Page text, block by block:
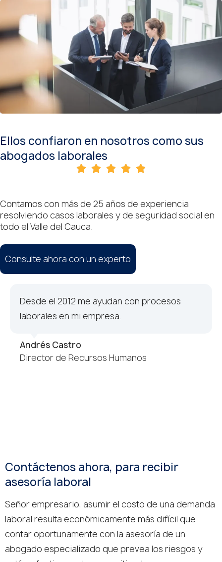
Ellos confiaron en nosotros como sus
abogados laborales
Contamos con más de 25 años de experiencia
resolviendo casos laborales y de seguridad social en
todo el Valle del Cauca.
Consulte ahora con un experto
Desde el 2012 me ayudan con procesos
laborales en mi empresa.
Andrés Castro
Director de Recursos Humanos
Contáctenos ahora, para recibir
asesoría laboral
Señor empresario, asumir el costo de una demanda
laboral resulta económicamente más difícil que
contar oportunamente con la asesoría de un
abogado especializado que prevea los riesgos y